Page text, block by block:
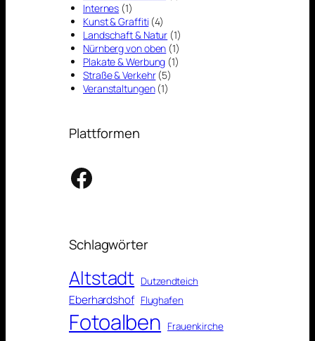
Internes (1)
Kunst & Graffiti (4)
Landschaft & Natur (1)
Nürnberg von oben (1)
Plakate & Werbung (1)
Straße & Verkehr(5)
Veranstaltungen(1)
Plattformen
Facebook
Schlagwörter
Altstadt Dutzendteich
Eberhardshof Flughafen
Fotoalben Frauenkirche